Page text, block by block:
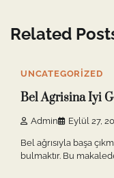
Related
UNCATEGORIZED
Bel Agrisina Iyi
Admin Eylül 27,
Bel ağrısıyla başa
bulmaktır. Bu